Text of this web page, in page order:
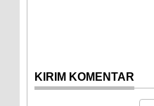
KIRIM KOMENTAR